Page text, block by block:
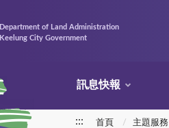
Department of Land Administration
Keelung City Government
訊息快報
::: 首頁 主題服務